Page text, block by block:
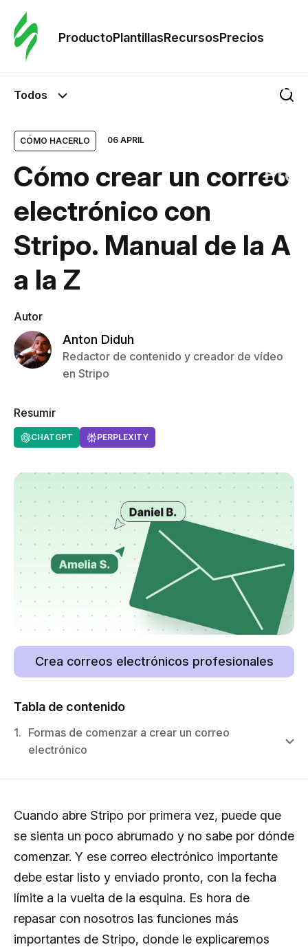
ProductoPlantillasRecursosPrecios
Todos
CÓMO HACERLO 06 APRIL
Cómo crear un correo
electrónico con
Stripo. Manual de la A
a la Z
Autor
Anton Diduh
Redactor de contenido y creador de vídeo
en Stripo
Resumir
CHATGPT PERPLEXITY
Crea correos electrónicos profesionales
Tabla de contenido
1. Formas de comenzar a crear un correo
electrónico
Cuando abre Stripo por primera vez, puede que
se sienta un poco abrumado y no sabe por dónde
comenzar. Y ese correo electrónico importante
debe estar listo y enviado pronto, con la fecha
límite a la vuelta de la esquina. Es hora de
repasar con nosotros las funciones más
importantes de Stripo, donde le explicaremos